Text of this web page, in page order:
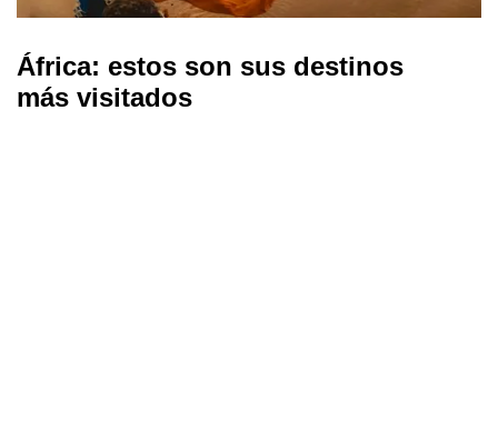
África: estos son sus destinos
más visitados